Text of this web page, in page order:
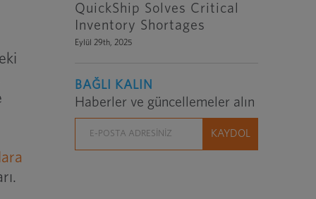
QuickShip Solves Critical
Inventory Shortages
Eylül 29th, 2025
BAĞLI KALIN
Haberler ve güncellemeler alın